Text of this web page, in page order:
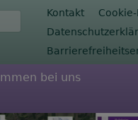
Kontakt
bei uns